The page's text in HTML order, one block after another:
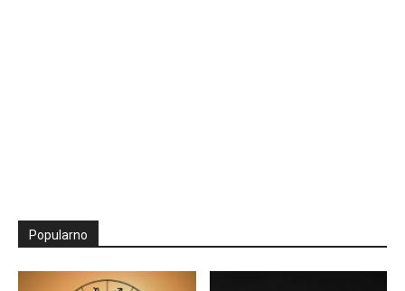
Popularno